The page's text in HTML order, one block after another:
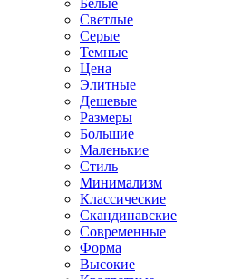
Белые
Светлые
Серые
Темные
Цена
Элитные
Дешевые
Размеры
Большие
Маленькие
Стиль
Минимализм
Классические
Скандинавские
Современные
Форма
Высокие